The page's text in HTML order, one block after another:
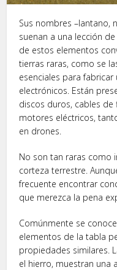
Sus nombres –lantano,
suenan a una lección
de estos elementos
tierras raras, como se
esenciales para
electrónicos. Están
discos duros, cables
motores eléctricos,
en drones.
No son tan raras como
corteza terrestre.
frecuente encontrar
que merezca la pena
Comúnmente se
elementos de la tabla
propiedades similares.
el hierro, muestran una